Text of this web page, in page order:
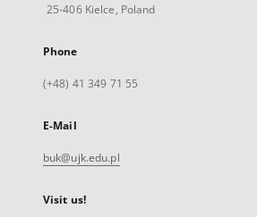
25-406 Kielce, Poland
Phone
(+48) 41 349 71 55
E-Mail
buk@ujk.edu.pl
Visit us!